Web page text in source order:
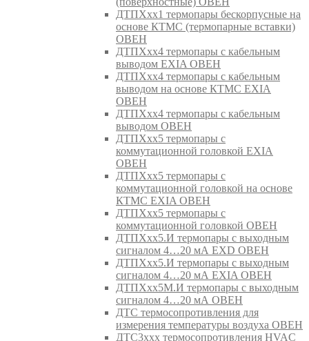
ДТПХхх1 термопары бескорпусные на
основе КТМС (термопарные вставки)
ОВЕН
ДТПХхх4 термопары с кабельным
выводом EXIA ОВЕН
ДТПХхх4 термопары с кабельным
выводом на основе КТМС EXIA
ОВЕН
ДТПХхх4 термопары с кабельным
выводом ОВЕН
ДТПХхх5 термопары с
коммутационной головкой EXIA
ОВЕН
ДТПХхх5 термопары с
коммутационной головкой на основе
КТМС EXIA ОВЕН
ДТПХхх5 термопары с
коммутационной головкой ОВЕН
ДТПХхх5.И термопары с выходным
сигналом 4…20 мА EXD ОВЕН
ДТПХхх5.И термопары с выходным
сигналом 4…20 мА EXIA ОВЕН
ДТПХхх5М.И термопары с выходным
сигналом 4…20 мА ОВЕН
ДТС термосопротивления для
измерения температуры воздуха ОВЕН
ДТС3ххх термосопротивления HVAC